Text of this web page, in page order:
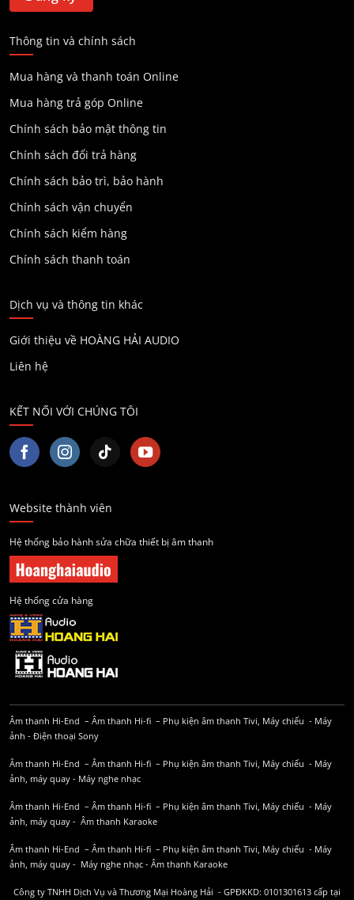
Thông tin và chính sách
Mua hàng và thanh toán Online
Mua hàng trả góp Online
Chính sách bảo mật thông tin
Chính sách đổi trả hàng
Chính sách bảo trì, bảo hành
Chính sách vận chuyển
Chính sách kiểm hàng
Chính sách thanh toán
Dịch vụ và thông tin khác
Giới thiệu về HOÀNG HẢI AUDIO
Liên hệ
KẾT NỐI VỚI CHÚNG TÔI
Website thành viên
Hệ thống bảo hành sửa chữa thiết bị âm thanh
Hệ thống cửa hàng
Âm thanh Hi-End – Âm thanh Hi-fi – Phụ kiện âm thanh Tivi, Máy chiếu - Máy
ảnh - Điện thoại Sony
Âm thanh Hi-End – Âm thanh Hi-fi – Phụ kiện âm thanh Tivi, Máy chiếu - Máy
ảnh, máy quay - Máy nghe nhạc
Âm thanh Hi-End – Âm thanh Hi-fi – Phụ kiện âm thanh Tivi, Máy chiếu - Máy
ảnh, máy quay - Âm thanh Karaoke
Âm thanh Hi-End – Âm thanh Hi-fi – Phụ kiện âm thanh Tivi, Máy chiếu - Máy
ảnh, máy quay - Máy nghe nhạc - Âm thanh Karaoke
Công ty TNHH Dịch Vụ và Thương Mại Hoàng Hải - GPĐKKD: 0101301613 cấp tại